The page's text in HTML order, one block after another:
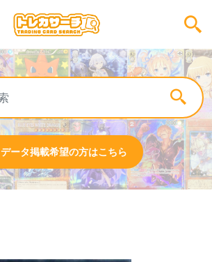
データ掲載希望の方はこちら